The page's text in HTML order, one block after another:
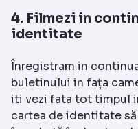
4. Filmezi in
identitate
Înregistram in
buletinului in fața
iti vezi fata tot timpul
cartea de identitate